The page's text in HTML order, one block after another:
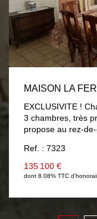
MAISON LA
EXCLUSIVITE ! Charmante maison lumineuse 95m² avec
3 chambres, très
propose au rez-
ouvrant sur
sur jardin, salle
av/parquet (9m² à
Sous-sol total
dépendances et
Ref. : 7323
135 100 €
dont 8.08% TTC